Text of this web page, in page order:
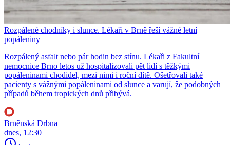
Rozpálené chodníky i slunce. Lékaři v Brně řeší vážné letní
popáleniny
Rozpálený asfalt nebo pár hodin bez stínu. Lékaři z Fakultní
nemocnice Brno letos už hospitalizovali pět lidí s těžkými
popáleninami chodidel, mezi nimi i roční dítě. Ošetřovali také
pacienty s vážnými popáleninami od slunce a varují, že podobných
případů během tropických dnů přibývá.
Brněnská Drbna
dnes, 12:30